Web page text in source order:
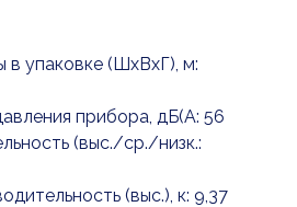
в упаковке (ШxВxГ), м:
прибора, дБ(А: 56
(выс./ср./низк.:
(выс.), к: 9,37